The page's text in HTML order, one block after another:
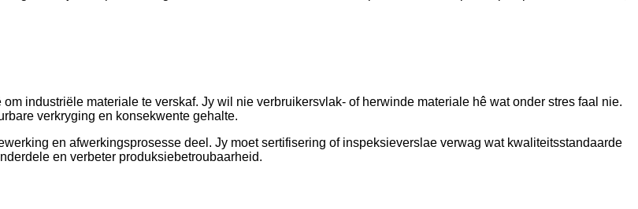
industriële materiale te verskaf. Jy wil nie verbruikersvlak- of herwinde materiale hê wat onder stres faal nie.
verkryging en konsekwente gehalte.
en afwerkingsprosesse deel. Jy moet sertifisering of inspeksieverslae verwag wat kwaliteitsstandaarde
en verbeter produksiebetroubaarheid.